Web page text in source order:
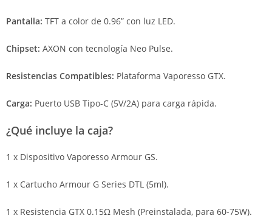
Pantalla: TFT a color de 0.96” con luz LED.
Chipset: AXON con tecnología Neo Pulse.
Resistencias Compatibles: Plataforma Vaporesso GTX.
Carga: Puerto USB Tipo-C (5V/2A) para carga rápida.
¿Qué incluye la caja?
1 x Dispositivo Vaporesso Armour GS.
1 x Cartucho Armour G Series DTL (5ml).
1 x Resistencia GTX 0.15Ω Mesh (Preinstalada, para 60-75W).